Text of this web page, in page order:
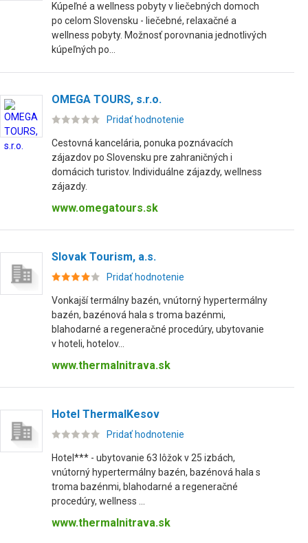
Kúpeľné a wellness pobyty v liečebných domoch
po celom Slovensku - liečebné, relaxačné a
wellness pobyty. Možnosť porovnania jednotlivých
kúpeľných po...
OMEGA TOURS, s.r.o.
Pridať hodnotenie
Cestovná kancelária, ponuka poznávacích
zájazdov po Slovensku pre zahraničných i
domácich turistov. Individuálne zájazdy, wellness
zájazdy.
www.omegatours.sk
Slovak Tourism, a.s.
Pridať hodnotenie
Vonkajší termálny bazén, vnútorný hypertermálny
bazén, bazénová hala s troma bazénmi,
blahodarné a regeneračné procedúry, ubytovanie
v hoteli, hotelov...
www.thermalnitrava.sk
Hotel ThermalKesov
Pridať hodnotenie
Hotel*** - ubytovanie 63 lôžok v 25 izbách,
vnútorný hypertermálny bazén, bazénová hala s
troma bazénmi, blahodarné a regeneračné
procedúry, wellness ...
www.thermalnitrava.sk